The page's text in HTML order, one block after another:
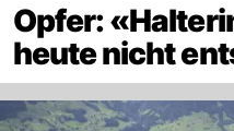
Opfer:
heute nicht